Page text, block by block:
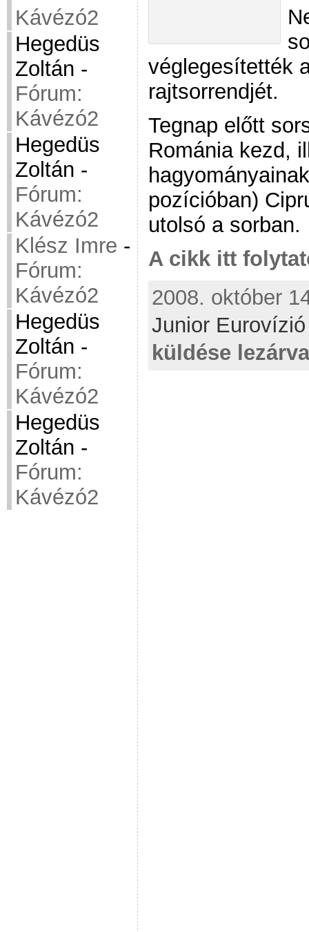
Kávézó2
Hegedüs
Zoltán -
Fórum:
Kávézó2
Hegedüs
Zoltán -
Fórum:
Kávézó2
Klész Imre -
Fórum:
Kávézó2
Hegedüs
Zoltán -
Fórum:
Kávézó2
Hegedüs
Zoltán -
Fórum:
Kávézó2
véglegesítették
rajtsorrendjét.
Tegnap előtt
Románia kezd,
pozícióban)
utolsó a sorban.
A cikk itt
2008. október
Junior
küldése lezárva